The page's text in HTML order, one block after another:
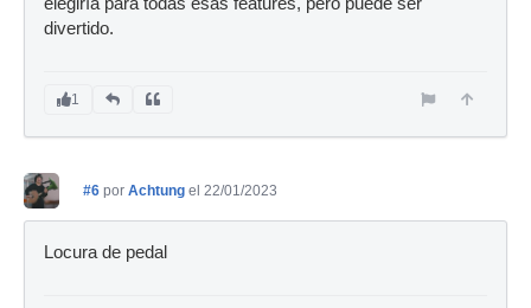
divertido.
1
#6 por Achtung el 22/01/2023
Locura de pedal